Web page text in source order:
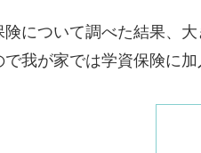
険について調べた結果、
で我が家では学資保険に